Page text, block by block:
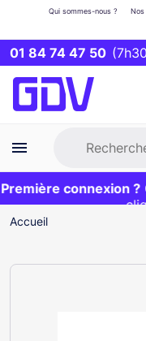
01 84 74 47 50
Qui sommes-nous ? Nos
Première
et livraison 24/48h
connexion ?
EXCLU WEB :
Accueil